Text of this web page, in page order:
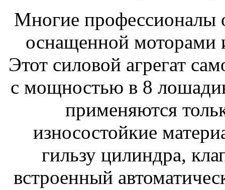
Многие профессионалы
оснащенной моторами
Этот силовой агрегат
с мощностью в 8
применяются
износостойкие
гильзу цилиндра,
встроенный